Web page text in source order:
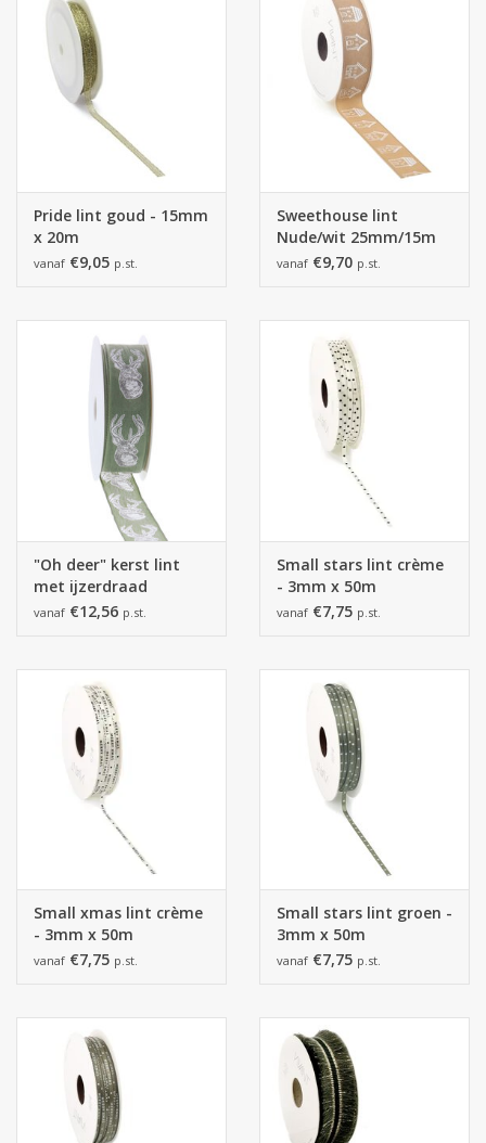
Pride lint goud - 15mm
x 20m
vanaf €9,05 p.st.
Sweethouse lint
Nude/wit 25mm/15m
vanaf €9,70 p.st.
"Oh deer" kerst lint
met ijzerdraad
smokey green
vanaf €12,56 p.st.
Small stars lint crème
- 3mm x 50m
vanaf €7,75 p.st.
Small xmas lint crème
- 3mm x 50m
vanaf €7,75 p.st.
Small stars lint groen -
3mm x 50m
vanaf €7,75 p.st.